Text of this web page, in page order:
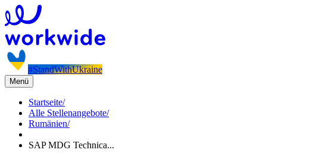
#StandWithUkraine
Menü
Startseite/
Alle Stellenangebote/
Rumänien/
SAP MDG Technica...